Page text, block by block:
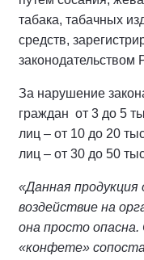
табака, табачных
средств,
законодательством
За нарушение
граждан от 3 до 5
лиц – от 10 до 20
лиц – от 30 до 50
«Данная
воздействие на
она просто
«конфете»